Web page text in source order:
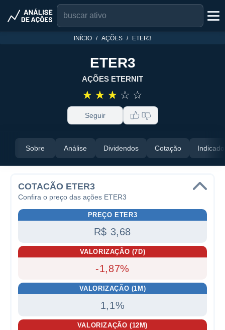
INÍCIO AÇÕES ETER3
ETER3
AÇÕES ETERNIT
☆ ☆ ☆ ☆ ☆
Seguir
Sobre Análise Dividendos Cotação
COTACÃO ETER3
Confira o preço das ações ETER3
PREÇO ETER3
R$ 3,68
VALORIZAÇÃO (7D)
-1,87%
VALORIZAÇÃO (1M)
1,1%
VALORIZAÇÃO (12M)